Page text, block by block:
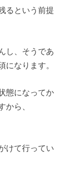
るという前提
し、そうであ
になります。
態になってか
から、
けて行ってい